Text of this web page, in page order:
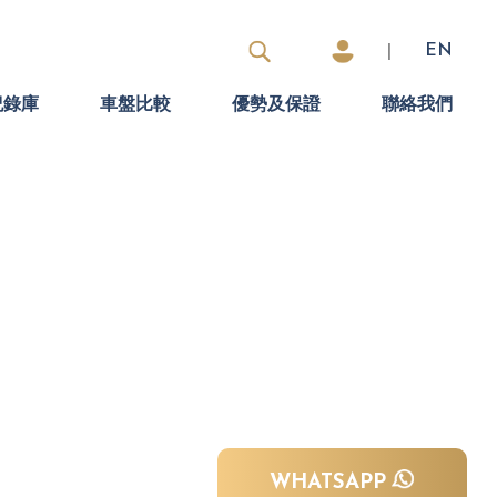
EN
錄庫 車盤比較 優勢及保證 聯絡我們
WHATSAPP